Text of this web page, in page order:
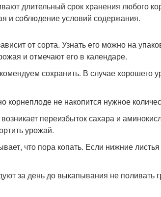
длительный срок хранения любого
и соблюдение условий содержания.
от сорта. Узнать его можно на
и отмечают его в календаре.
сохранить. В случае хорошего
не накопится нужное
переизбыток сахара и
урожай.
что пора копать. Если нижние
за день до выкапывания не поливать